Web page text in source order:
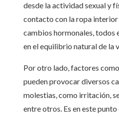
desde la actividad sexual y
contacto con la ropa interior
cambios hormonales, todos
en el equilibrio natural de la
Por otro lado, factores
pueden provocar diversos
molestias, como irritación,
entre otros. Es en este punto